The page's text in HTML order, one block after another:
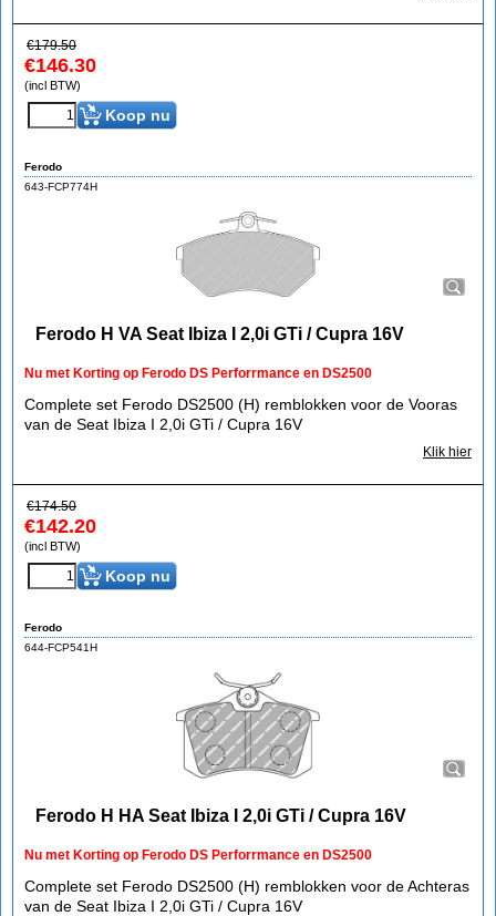
€179.50
€146.30
(incl BTW)
Koop nu
Ferodo
643-FCP774H
Ferodo H VA Seat Ibiza I 2,0i GTi / Cupra 16V
Nu met Korting op Ferodo DS Perforrmance en DS2500
Complete set Ferodo DS2500 (H) remblokken voor de Vooras
van de Seat Ibiza I 2,0i GTi / Cupra 16V
Klik hier
€174.50
€142.20
(incl BTW)
Koop nu
Ferodo
644-FCP541H
Ferodo H HA Seat Ibiza I 2,0i GTi / Cupra 16V
Nu met Korting op Ferodo DS Perforrmance en DS2500
Complete set Ferodo DS2500 (H) remblokken voor de Achteras
van de Seat Ibiza I 2,0i GTi / Cupra 16V